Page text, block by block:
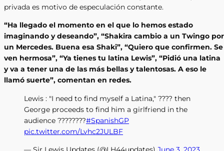
privada es motivo de especulación constante.
“Ha llegado el momento en el que lo hemos estado
imaginando y deseando”, “Shakira cambio a un Twingo por
un Mercedes. Buena esa Shaki”, “Quiero que confirmen. Se
ven hermosa”, “Ya tienes tu latina Lewis”, “Pidió una latina
y va a tener una de las más bellas y talentosas. A eso le
llamó suerte”, comentan en redes.
Lewis : "I need to find myself a Latina," ???? then
George proceeds to find him a girlfriend in the
audience ????????#SpanishGP
pic.twitter.com/Lvhc2JULBF